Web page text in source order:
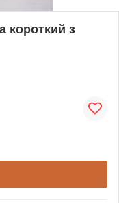
короткий з